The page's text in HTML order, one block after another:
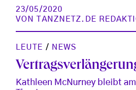
23/05/2020
VON
TANZNETZ.DE
LEUTE / NEWS
Kathleen McNurney bleibt